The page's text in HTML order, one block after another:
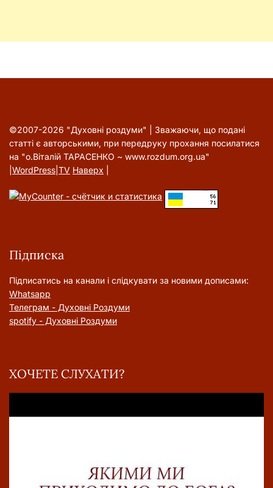
©2007-2026 "Духовні роздуми" | Зважаючи, що подані
статті є авторськими, при передруку прохання посилатися
на "о.Віталій ТАРАСЕНКО ~ www.rozdum.org.ua"
WordPress TV Наверх
Підписка
Підписатись на канали і слідкувати за новими дописами:
Whatsapp
Телеграм - Духовні Роздуми
spotify - Духовні Роздуми
ХОЧЕТЕ СЛУХАТИ?